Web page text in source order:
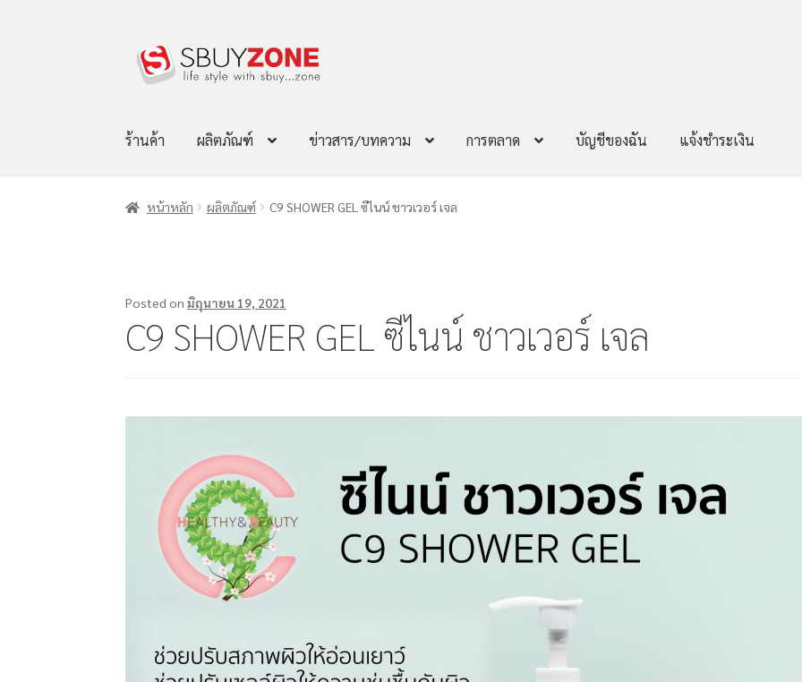
ร้านค้า ผลิตภัณฑ์ ข่าวสาร/บทความ การตลาด บัญชีของฉัน แจ้งชำระเงิน
หน้าหลัก ผลิตภัณฑ์ C9 SHOWER GEL ซีไนน์ ชาวเวอร์ เจล
Posted onมิถุนายน 19, 2021
C9 SHOWER GEL ซีไนน์ ชาวเวอร์ เจล